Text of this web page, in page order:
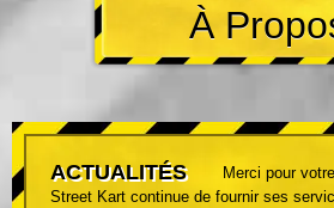
À
ACTUALITÉS
Merci pour
Street Kart continue de fournir ses